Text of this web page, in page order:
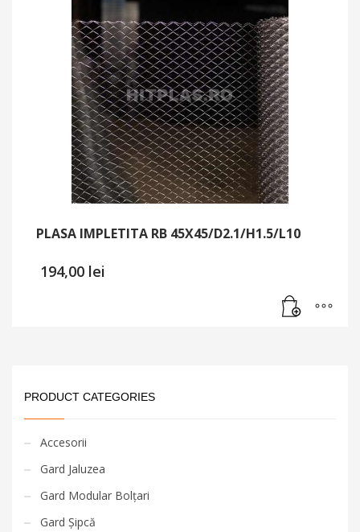
PLASA IMPLETITA RB 45X45/D2.1/H1.5/L10
194,00 lei
PRODUCT CATEGORIES
Accesorii
Gard Jaluzea
Gard Modular Bolțari
Gard Șipcă